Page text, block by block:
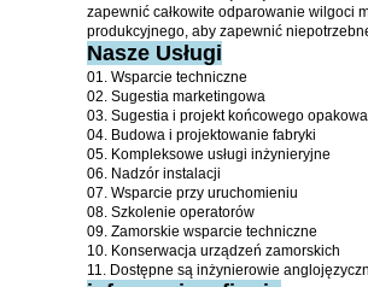
zapewnić całkowite odparowanie wilgoci
produkcyjnego, aby zapewnić
Nasze Usługi
01. Wsparcie techniczne
02. Sugestia marketingowa
03. Sugestia i projekt końcowego
04. Budowa i projektowanie fabryki
05. Kompleksowe usługi inżynieryjne
06. Nadzór instalacji
07. Wsparcie przy uruchomieniu
08. Szkolenie operatorów
09. Zamorskie wsparcie techniczne
10. Konserwacja urządzeń zamorskich
11. Dostępne są inżynierowie